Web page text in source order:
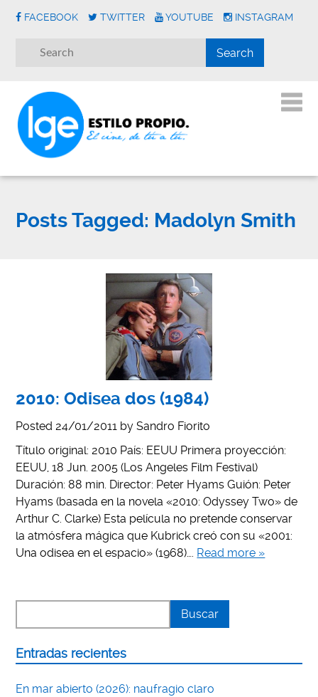
FACEBOOK TWITTER YOUTUBE INSTAGRAM
Posts Tagged: Madolyn Smith
2010: Odisea dos (1984)
Posted 24/01/2011 bySandro Fiorito
Título original: 2010 País: EEUU Primera proyección:
EEUU, 18 Jun. 2005 (Los Angeles Film Festival)
Duración: 88 min. Director: Peter Hyams Guión: Peter
Hyams (basada en la novela «2010: Odyssey Two» de
Arthur C. Clarke) Esta película no pretende conservar
la atmósfera mágica que Kubrick creó con su «2001:
Una odisea en el espacio» (1968)…. Read more »
Entradas recientes
En mar abierto (2026): naufragio claro